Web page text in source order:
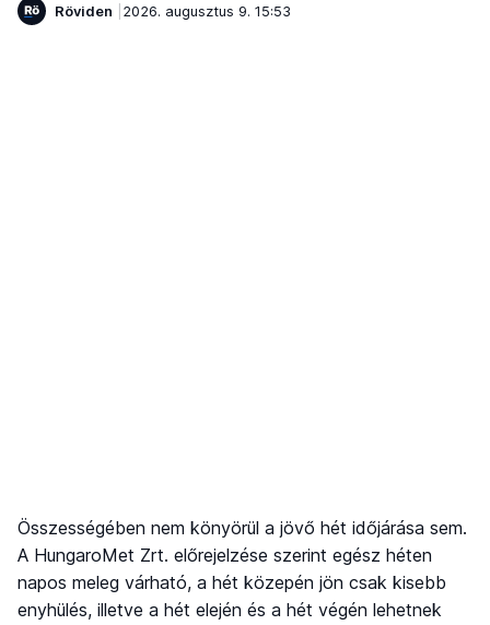
Röviden
2026. augusztus 9. 15:53
Összességében nem könyörül a jövő hét időjárása sem.
A HungaroMet Zrt. előrejelzése szerint egész héten
napos meleg várható, a hét közepén jön csak kisebb
enyhülés, illetve a hét elején és a hét végén lehetnek